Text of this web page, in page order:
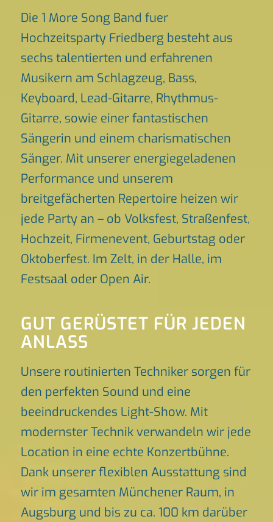
Die 1 More Song Band fuer
Hochzeitsparty Friedberg besteht aus
sechs talentierten und erfahrenen
Musikern am Schlagzeug, Bass,
Keyboard, Lead-Gitarre, Rhythmus-
Gitarre, sowie einer fantastischen
Sängerin und einem charismatischen
Sänger. Mit unserer energiegeladenen
Performance und unserem
breitgefächerten Repertoire heizen wir
jede Party an – ob Volksfest, Straßenfest,
Hochzeit, Firmenevent, Geburtstag oder
Oktoberfest. Im Zelt, in der Halle, im
Festsaal oder Open Air.
GUT GERÜSTET FÜR JEDEN
ANLASS
Unsere routinierten Techniker sorgen für
den perfekten Sound und eine
beeindruckendes Light-Show. Mit
modernster Technik verwandeln wir jede
Location in eine echte Konzertbühne.
Dank unserer flexiblen Ausstattung sind
wir im gesamten Münchener Raum, in
Augsburg und bis zu ca. 100 km darüber